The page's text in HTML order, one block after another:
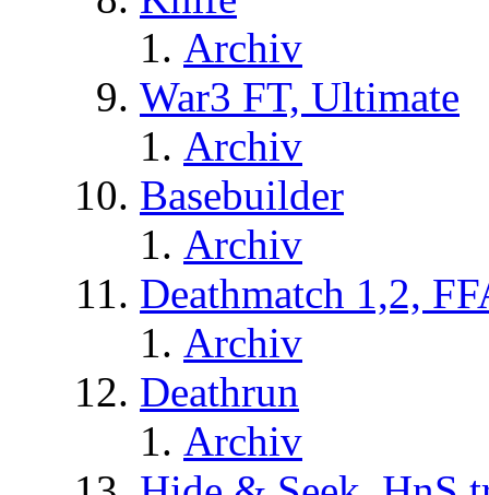
Archiv
War3 FT, Ultimate
Archiv
Basebuilder
Archiv
Deathmatch 1,2,
Archiv
Deathrun
Archiv